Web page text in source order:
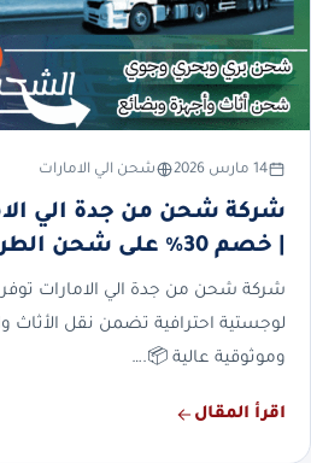
14 مارس 2026 شحن الي الامارات
| خصم 30% على شحن الطرود والبضائع
شركة شحن من جدة الي الامارات
لوجستية احترافية تضمن نقل الأثاث
وموثوقية عالية 📦.…
اقرأ المقال